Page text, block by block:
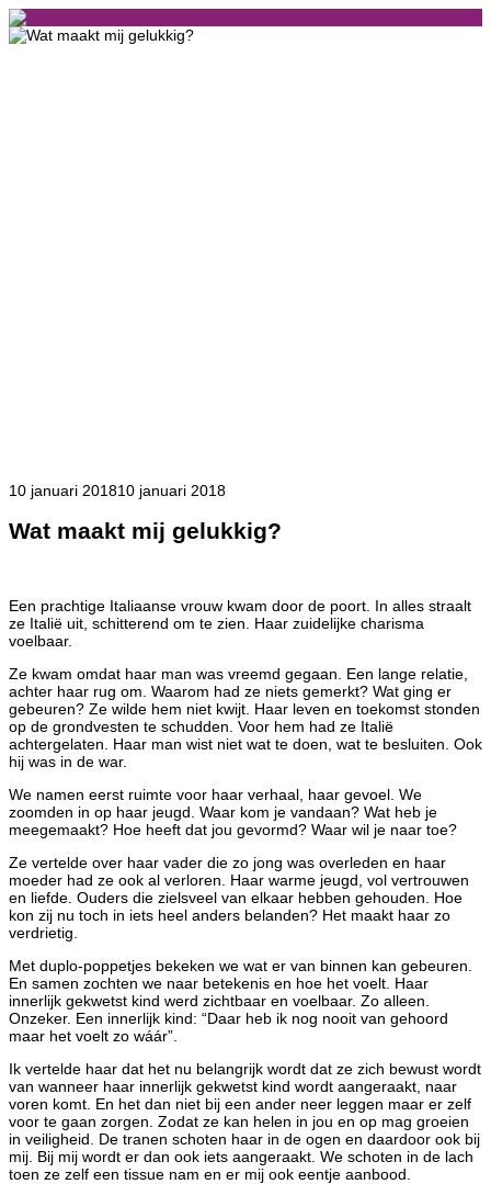
10 januari 201810 januari 2018
Wat maakt mij gelukkig?
Een prachtige Italiaanse vrouw kwam door de poort. In alles straalt
ze Italië uit, schitterend om te zien. Haar zuidelijke charisma
voelbaar.
Ze kwam omdat haar man was vreemd gegaan. Een lange relatie,
achter haar rug om. Waarom had ze niets gemerkt? Wat ging er
gebeuren? Ze wilde hem niet kwijt. Haar leven en toekomst stonden
op de grondvesten te schudden. Voor hem had ze Italië
achtergelaten. Haar man wist niet wat te doen, wat te besluiten. Ook
hij was in de war.
We namen eerst ruimte voor haar verhaal, haar gevoel. We
zoomden in op haar jeugd. Waar kom je vandaan? Wat heb je
meegemaakt? Hoe heeft dat jou gevormd? Waar wil je naar toe?
Ze vertelde over haar vader die zo jong was overleden en haar
moeder had ze ook al verloren. Haar warme jeugd, vol vertrouwen
en liefde. Ouders die zielsveel van elkaar hebben gehouden. Hoe
kon zij nu toch in iets heel anders belanden? Het maakt haar zo
verdrietig.
Met duplo-poppetjes bekeken we wat er van binnen kan gebeuren.
En samen zochten we naar betekenis en hoe het voelt. Haar
innerlijk gekwetst kind werd zichtbaar en voelbaar. Zo alleen.
Onzeker. Een innerlijk kind: “Daar heb ik nog nooit van gehoord
maar het voelt zo wáár”.
Ik vertelde haar dat het nu belangrijk wordt dat ze zich bewust wordt
van wanneer haar innerlijk gekwetst kind wordt aangeraakt, naar
voren komt. En het dan niet bij een ander neer leggen maar er zelf
voor te gaan zorgen. Zodat ze kan helen in jou en op mag groeien
in veiligheid. De tranen schoten haar in de ogen en daardoor ook bij
mij. Bij mij wordt er dan ook iets aangeraakt. We schoten in de lach
toen ze zelf een tissue nam en er mij ook eentje aanbood.